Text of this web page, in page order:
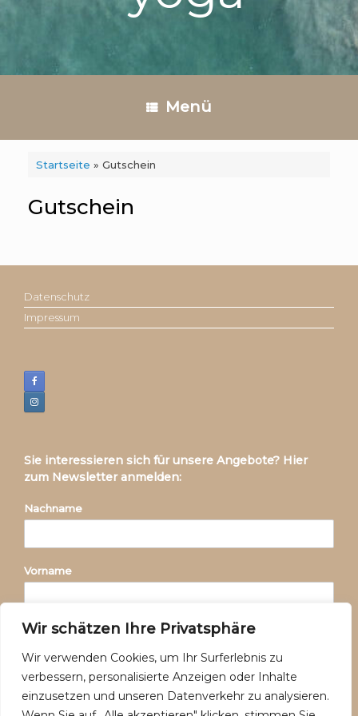
Wir schätzen Ihre Privatsphäre
Wir verwenden Cookies, um Ihr Surferlebnis zu
verbessern, personalisierte Anzeigen oder Inhalte
einzusetzen und unseren Datenverkehr zu analysieren.
Menü
Startseite » Gutschein
Gutschein
Datenschutz
Impressum
Sie interessieren sich für unsere Angebote? Hier
zum Newsletter anmelden:
Nachname
Vorname
E-Mail-Adresse: